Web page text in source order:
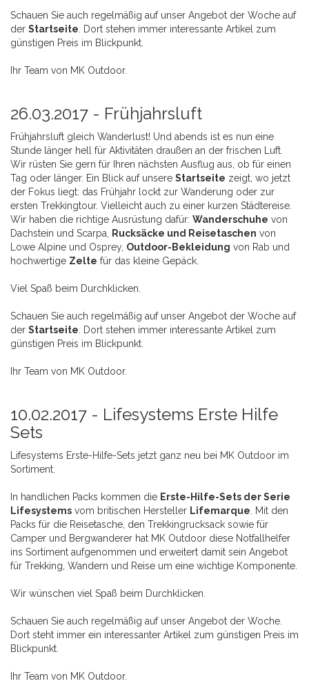
Schauen Sie auch regelmäßig auf unser Angebot der Woche auf
der Startseite . Dort stehen immer interessante Artikel zum
günstigen Preis im Blickpunkt.
Ihr Team von MK Outdoor.
26.03.2017 - Frühjahrsluft
Frühjahrsluft gleich Wanderlust! Und abends ist es nun eine
Stunde länger hell für Aktivitäten draußen an der frischen Luft.
Wir rüsten Sie gern für Ihren nächsten Ausflug aus, ob für einen
Tag oder länger. Ein Blick auf unsere Startseite zeigt, wo jetzt
der Fokus liegt: das Frühjahr lockt zur Wanderung oder zur
ersten Trekkingtour. Vielleicht auch zu einer kurzen Städtereise.
Wir haben die richtige Ausrüstung dafür: Wanderschuhe von
Dachstein und Scarpa,
Rucksäcke und Reisetaschen von
Lowe Alpine und Osprey, Outdoor-Bekleidung von Rab und
hochwertige Zelte für das kleine Gepäck.
Viel Spaß beim Durchklicken.
Schauen Sie auch regelmäßig auf unser Angebot der Woche auf
der Startseite . Dort stehen immer interessante Artikel zum
günstigen Preis im Blickpunkt.
Ihr Team von MK Outdoor.
10.02.2017 - Lifesystems Erste Hilfe
Sets
Lifesystems Erste-Hilfe-Sets jetzt ganz neu bei MK Outdoor im
Sortiment.
In handlichen Packs kommen die Erste-Hilfe-Sets der Serie
Lifesystems vom britischen Hersteller Lifemarque . Mit den
Packs für die Reisetasche, den Trekkingrucksack sowie für
Camper und Bergwanderer hat MK Outdoor diese Notfallhelfer
ins Sortiment aufgenommen und erweitert damit sein Angebot
für Trekking, Wandern und Reise um eine wichtige Komponente.
Wir wünschen viel Spaß beim Durchklicken.
Schauen Sie auch regelmäßig auf unser Angebot der Woche.
Dort steht immer ein interessanter Artikel zum günstigen Preis im
Blickpunkt.
Ihr Team von MK Outdoor.